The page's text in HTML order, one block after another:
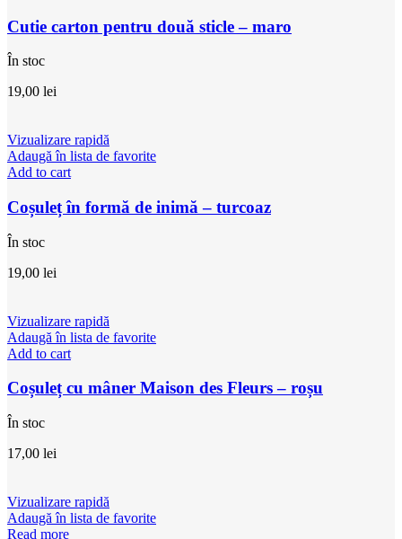
Cutie carton pentru două sticle – maro
În stoc
19,00 lei
Vizualizare rapidă
Adaugă în lista de favorite
Add to cart
Coșuleț în formă de inimă – turcoaz
În stoc
19,00 lei
Vizualizare rapidă
Adaugă în lista de favorite
Add to cart
Coșuleț cu mâner Maison des Fleurs – roșu
În stoc
17,00 lei
Vizualizare rapidă
Adaugă în lista de favorite
Read more